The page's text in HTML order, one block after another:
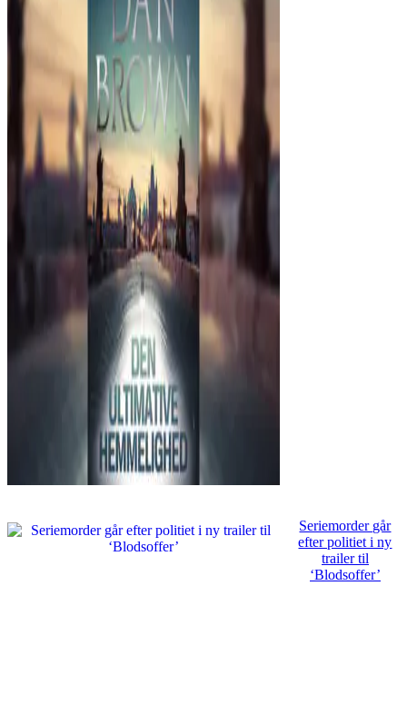
Seriemorder går
efter politiet i ny
trailer til
‘Blodsoffer’